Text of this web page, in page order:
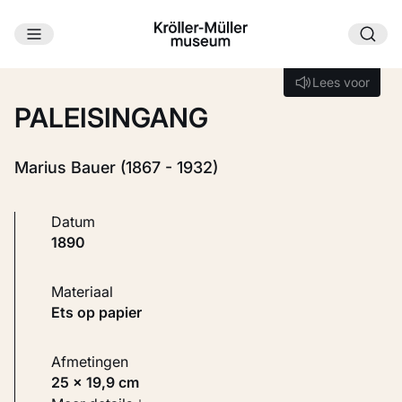
Ga naar hoofdinhoud
Lees voor
Lees voor
PALEISINGANG
Marius Bauer (1867 - 1932)
Datum
1890
Materiaal
Ets op papier
Afmetingen
25 × 19,9 cm